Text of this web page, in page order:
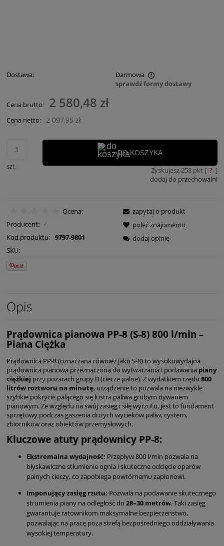
Dostawa:
Darmowa
Cena nie zawiera ewentualnych kosztów płatności
sprawdź formy dostawy
Cena brutto: 2 580,48 zł
Cena netto: 2 097,95 zł
szt.
DO KOSZYKA
Zyskujesz258pkt [ ? ]
dodaj do przechowalni
Ocena:
Producent: -
Kod produktu: 9797-9801
SKU:
zapytaj o produkt
poleć znajomemu
dodaj opinię
Opis
Prądownica pianowa PP-8 (S-8) 800 l/min –
Piana Ciężka
Prądownica PP-8 (oznaczana również jako S-8) to wysokowydajna
prądownica pianowa przeznaczona do wytwarzania i podawania piany
ciężkiej przy pożarach grupy B (ciecze palne). Z wydatkiem rzędu 800
litrów roztworu na minutę, urządzenie to pozwala na niezwykle
szybkie pokrycie palącego się lustra paliwa grubym dywanem
pianowym. Ze względu na swój zasięg i siłę wyrzutu, jest to fundament
sprzętowy podczas gaszenia dużych wycieków paliw, cystern,
zbiorników oraz obiektów przemysłowych.
Kluczowe atuty prądownicy PP-8:
Ekstremalna wydajność: Przepływ 800 l/min pozwala na
błyskawiczne stłumienie ognia i skuteczne odcięcie oparów
palnych cieczy, co zapobiega powtórnemu zapłonowi.
Imponujący zasięg rzutu: Pozwala na podawanie skutecznego
strumienia piany na odległość do 28–30 metrów. Taki zasięg
gwarantuje ratownikom maksymalne bezpieczeństwo,
pozwalając na pracę poza strefą bezpośredniego oddziaływania
wysokiej temperatury.